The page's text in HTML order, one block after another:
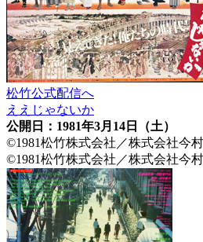
松竹公式配信へ
ええじゃないか
公開日：1981年3月14日（土）
©1981松竹株式会社／株式会社今
©1981松竹株式会社／株式会社今